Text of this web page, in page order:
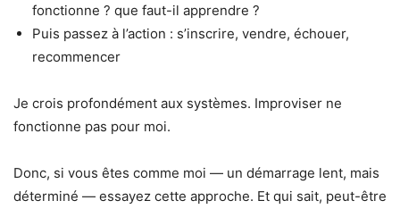
fonctionne ? que faut-il apprendre ?
Puis passez à l’action : s’inscrire, vendre, échouer,
recommencer
Je crois profondément aux systèmes. Improviser ne
fonctionne pas pour moi.
Donc, si vous êtes comme moi — un démarrage lent, mais
déterminé — essayez cette approche. Et qui sait, peut-être